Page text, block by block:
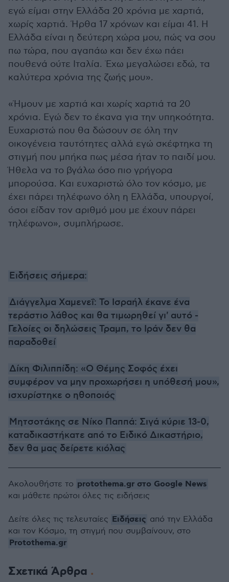
εγώ είμαι στην Ελλάδα 20 χρόνια με χαρτιά,
χωρίς χαρτιά. Ήρθα 17 χρόνων και είμαι 41. Η
Ελλάδα είναι η δεύτερη χώρα μου, πώς να σου
πω τώρα, που αγαπάω και δεν έχω πάει
πουθενά ούτε Ιταλία. Έχω μεγαλώσει εδώ, τα
καλύτερα χρόνια της ζωής μου».
«Ήμουν με χαρτιά και χωρίς χαρτιά τα 20
χρόνια. Εγώ δεν το έκανα για την υπηκοότητα.
Ευχαριστώ που θα δώσουν σε όλη την
οικογένεια ταυτότητες αλλά εγώ σκέφτηκα τη
στιγμή που μπήκα πως μέσα ήταν το παιδί μου.
Ήθελα να το βγάλω όσο πιο γρήγορα
μπορούσα. Και ευχαριστώ όλο τον κόσμο, με
έχει πάρει τηλέφωνο όλη η Ελλάδα, υπουργοί,
όσοι είδαν τον αριθμό μου με έχουν πάρει
τηλέφωνο», συμπλήρωσε.
Ειδήσεις σήμερα:
Διάγγελμα Χαμενεΐ: Το Ισραήλ έκανε ένα
τεράστιο λάθος και θα τιμωρηθεί γι' αυτό -
Γελοίες οι δηλώσεις Τραμπ, το Ιράν δεν θα
παραδοθεί
Δίκη Φιλιππίδη: «Ο Θέμης Σοφός έχει
συμφέρον να μην προχωρήσει η υπόθεσή μου»,
ισχυρίστηκε ο ηθοποιός
Μητσοτάκης σε Νίκο Παππά: Σιγά κύριε 13-0,
καταδικαστήκατε από το Ειδικό Δικαστήριο,
δεν θα μας δείρετε κιόλας
Σχετικά Άρθρα
Ακολουθήστε το protothema.gr στο Google News
και μάθετε πρώτοι όλες τις ειδήσεις
Δείτε όλες τις τελευταίες Ειδήσεις από την Ελλάδα
και τον Κόσμο, τη στιγμή που συμβαίνουν, στο
Protothema.gr